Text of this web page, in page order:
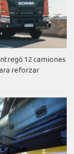
12 camiones
reforzar